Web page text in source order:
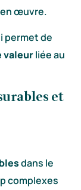
œuvre.
permet de
valeurliée au
et
dans le
complexes